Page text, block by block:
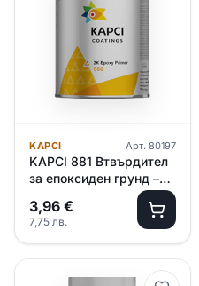
KAPCI Арт. 80197
KAPCI 881 Втвърдител
за епоксиден грунд –
3,96 €
7,75 лв.